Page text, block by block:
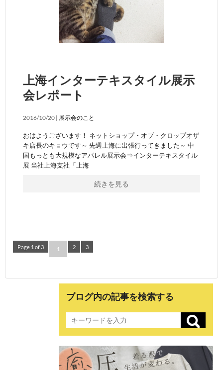
上海インターテキスタイル展示
会レポート
2016/10/20 | 展示会のこと
おはようございます！ ネットショップ・オブ・クロップオザ
キ店長のキョウです～ 先週上海に出張行ってきました～ 中
国もっとも大規模なアパレル展示会⇒インターテキスタイル
展 当社上海支社「上海
続きを見る
Page 1 of 3 1 2 3
ブログ内の記事を検索する